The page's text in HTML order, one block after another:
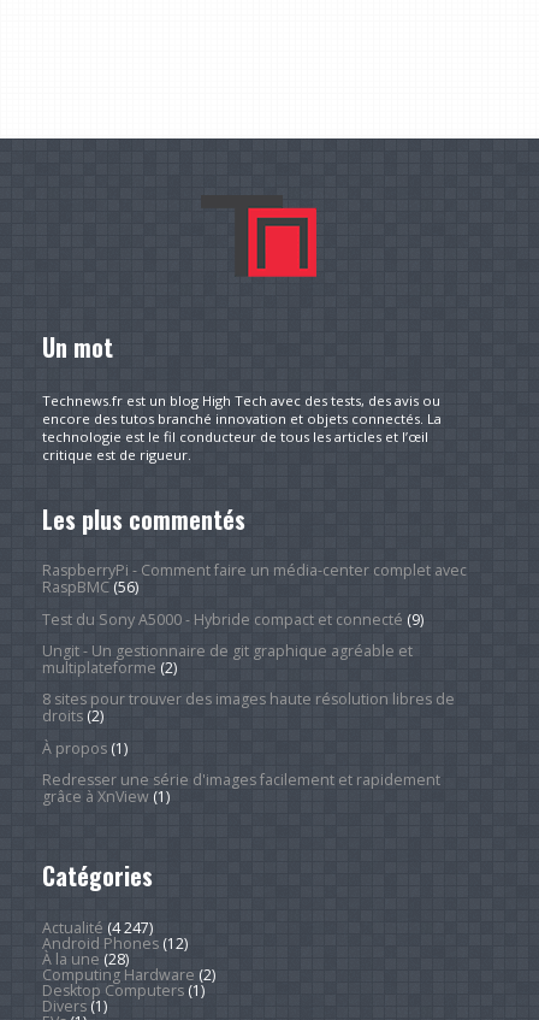
Un mot
Technews.fr est un blog High Tech avec des tests, des avis ou
encore des tutos branché innovation et objets connectés. La
technologie est le fil conducteur de tous les articles et l’œil
critique est de rigueur.
Les plus commentés
RaspberryPi - Comment faire un média-center complet avec
RaspBMC(56)
Test du Sony A5000 - Hybride compact et connecté (9)
Ungit - Un gestionnaire de git graphique agréable et
multiplateforme (2)
8 sites pour trouver des images haute résolution libres de
droits(2)
À propos(1)
Redresser une série d'images facilement et rapidement
grâce à XnView(1)
Catégories
Actualité (4 247)
Android Phones(12)
À la une (28)
Computing Hardware (2)
Desktop Computers(1)
Divers(1)